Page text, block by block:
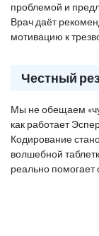
проблемой и
Врач даёт
мотивацию к
Честный
Мы не обещаем
как работает
Кодирование
волшебной
реально помогает